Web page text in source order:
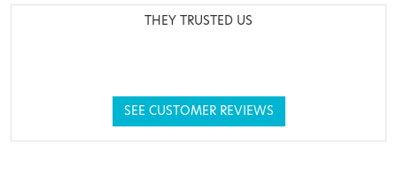
THEY TRUSTED US
SEE CUSTOMER REVIEWS